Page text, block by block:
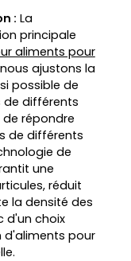
: La
principale
aliments pour
ajustons la
possible de
de différents
répondre
de différents
de
une
réduit
la densité des
d'un choix
d'aliments pour